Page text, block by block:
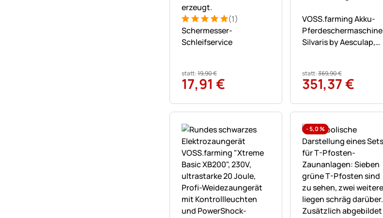
Bewertung: 5 von 5 (1 Bewertungen)
1 Bewertung (1)
Schermesser-
Schleifservice
statt:19,90€
17,91 €
VOSS.farming Akku-
Pferdeschermaschine
Silvaris by Aesculap,
statt:369,90€
351,37€
-5,0%